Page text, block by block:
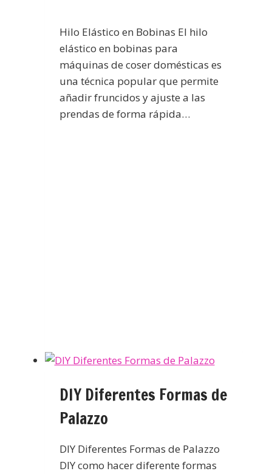
Hilo Elástico en Bobinas El hilo
elástico en bobinas para
máquinas de coser domésticas es
una técnica popular que permite
añadir fruncidos y ajuste a las
prendas de forma rápida…
DIY Diferentes Formas de
Palazzo
DIY Diferentes Formas de Palazzo
DIY como hacer diferente formas